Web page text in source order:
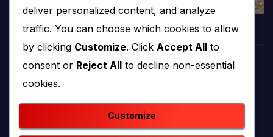
produkcija i emitiranje tv programa
deliver personalized content, and analyze
traffic. You can choose which cookies to allow
by clicking Customize. Click Accept All to
consent or Reject All to decline non-essential
cookies.
Customize